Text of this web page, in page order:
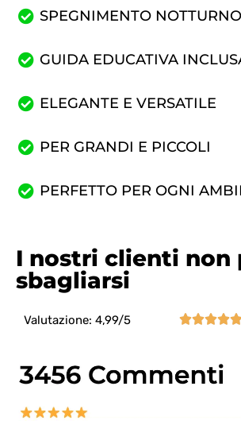
SPEGNIMENTO NOTTURNO
GUIDA EDUCATIVA
ELEGANTE E VERSATILE
PER GRANDI E PICCOLI
PERFETTO PER OGNI
I nostri clienti non
sbagliarsi
Valutazione: 4,99/5 